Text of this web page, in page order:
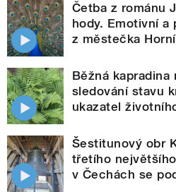
Četba z románu
hody. Emotivní a
z městečka
Běžná kapradina
sledování stavu
ukazatel
Šestitunový obr
třetího
v Čechách se